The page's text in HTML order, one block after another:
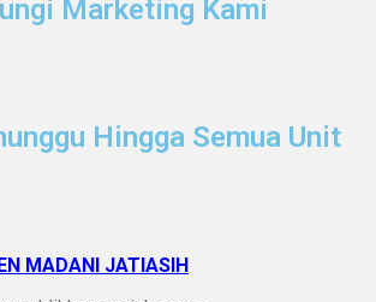
Marketing Kami
Hingga Semua Unit
MADANI JATIASIH